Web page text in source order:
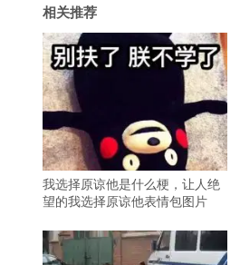
相关推荐
我选择原谅他是什么梗，让人绝
望的我选择原谅他表情包图片